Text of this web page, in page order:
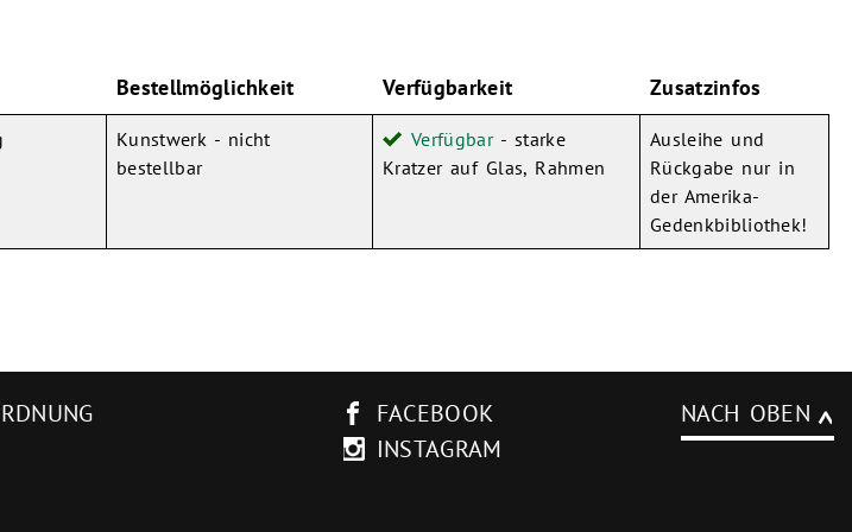
Bestellmöglichkeit Verfügbarkeit Zusatzinfos
Kunstwerk - nicht
bestellbar
Verfügbar- starke
Kratzer auf Glas, Rahmen
Ausleihe und
Rückgabe nur in
der Amerika-
Gedenkbibliothek!
FACEBOOK
INSTAGRAM
NACH OBEN